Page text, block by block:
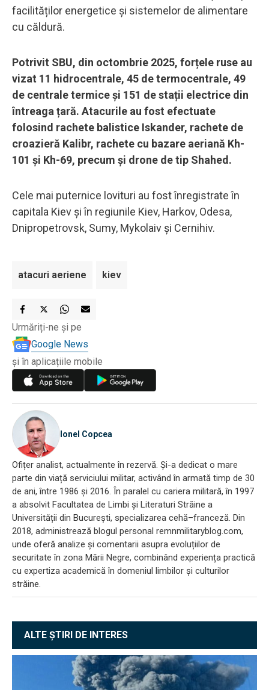
facilităților energetice și sistemelor de alimentare
cu căldură.
Potrivit SBU, din octombrie 2025, forțele ruse au
vizat 11 hidrocentrale, 45 de termocentrale, 49
de centrale termice și 151 de stații electrice din
întreaga țară. Atacurile au fost efectuate
folosind rachete balistice Iskander, rachete de
croazieră Kalibr, rachete cu bazare aeriană Kh-
101 și Kh-69, precum și drone de tip Shahed.
Cele mai puternice lovituri au fost înregistrate în
capitala Kiev și în regiunile Kiev, Harkov, Odesa,
Dnipropetrovsk, Sumy, Mykolaiv și Cernihiv.
atacuri aeriene kiev
Urmăriți-ne și pe
Google News
și în aplicațiile mobile
Ionel Copcea
Ofițer analist, actualmente în rezervă. Și-a dedicat o mare
parte din viață serviciului militar, activând în armată timp de 30
de ani, între 1986 și 2016. În paralel cu cariera militară, în 1997
a absolvit Facultatea de Limbi și Literaturi Străine a
Universității din București, specializarea cehă–franceză. Din
2018, administrează blogul personal remnmilitaryblog.com,
unde oferă analize și comentarii asupra evoluțiilor de
securitate în zona Mării Negre, combinând experiența practică
cu expertiza academică în domeniul limbilor și culturilor
străine.
ALTE ȘTIRI DE INTERES